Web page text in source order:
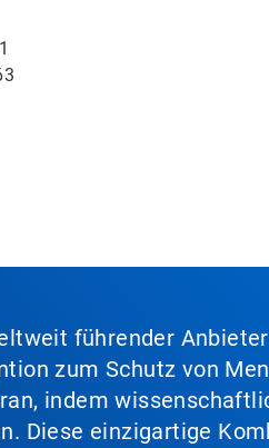
führender
zum Schutz von
indem
Diese einzigartige